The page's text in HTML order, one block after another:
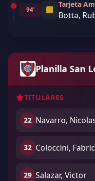
94'
Tarjeta
Botta,
Planilla San
TITULARES
22 Navarro,
32 Coloccini,
29 Salazar, Victor